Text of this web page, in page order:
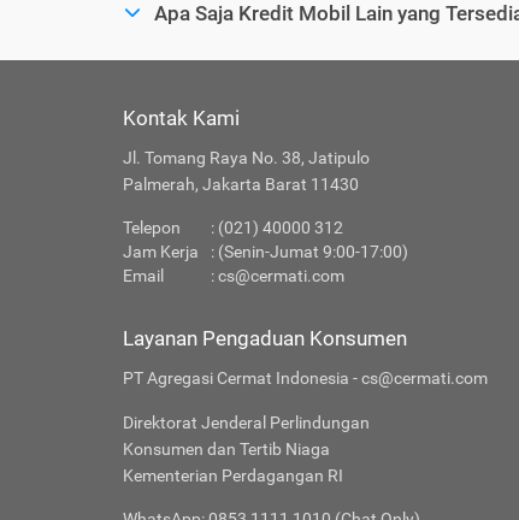
Apa Saja Kredit Mobil Lain yang
Kontak Kami
Jl. Tomang Raya No. 38, Jatipulo
Palmerah, Jakarta Barat 11430
Telepon
: (021) 40000 312
Jam Kerja
: (Senin-Jumat 9:00-17:00)
Email
:cs@cermati.com
Layanan Pengaduan Konsumen
PT Agregasi Cermat Indonesia - cs@cermati.com
Direktorat Jenderal Perlindungan
Konsumen dan Tertib Niaga
Kementerian Perdagangan RI